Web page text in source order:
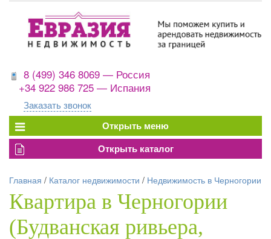
8 (499) 346 8069 — Россия
+34 922 986 725 — Испания
Заказать звонок
Главная / Каталог недвижимости / Недвижимость в Черногории
Квартира в Черногории
(Будванская ривьера,